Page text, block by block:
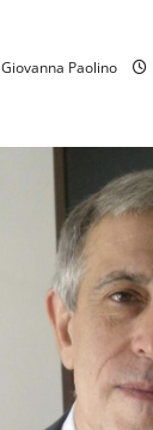
Giovanna Paolino